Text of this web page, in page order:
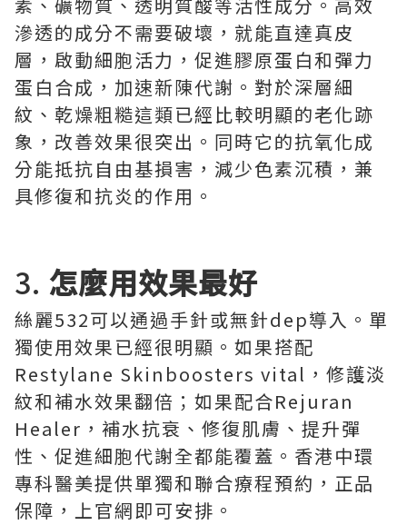
素、礦物質、透明質酸等活性成分。高效
滲透的成分不需要破壞，就能直達真皮
層，啟動細胞活力，促進膠原蛋白和彈力
蛋白合成，加速新陳代謝。對於深層細
紋、乾燥粗糙這類已經比較明顯的老化跡
象，改善效果很突出。同時它的抗氧化成
分能抵抗自由基損害，減少色素沉積，兼
具修復和抗炎的作用。
3. 怎麼用效果最好
絲麗532可以通過手針或無針dep導入。單
獨使用效果已經很明顯。如果搭配
Restylane Skinboosters vital，修護淡
紋和補水效果翻倍；如果配合Rejuran
Healer，補水抗衰、修復肌膚、提升彈
性、促進細胞代謝全都能覆蓋。香港中環
專科醫美提供單獨和聯合療程預約，正品
保障，上官網即可安排。